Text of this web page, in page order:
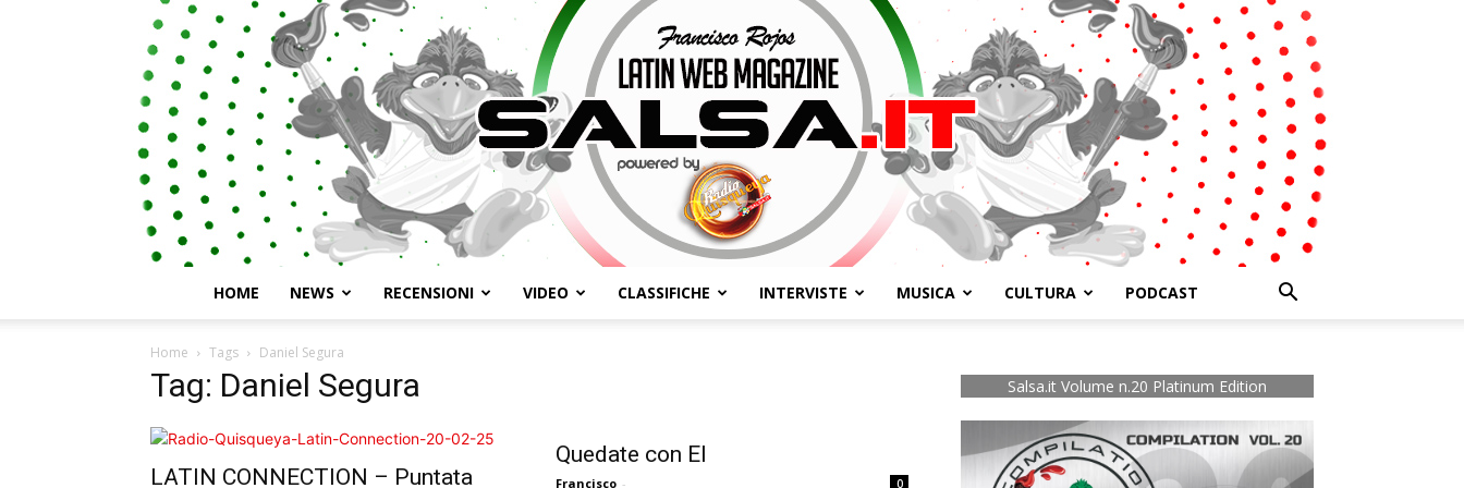
HOME NEWS RECENSIONI VIDEO CLASSIFICHE INTERVISTE MUSICA CULTURA PODCAST
Home Tags Daniel Segura
Tag: Daniel Segura
LATIN CONNECTION – Puntata
Quedate con El
Francisco - 0
Salsa.it Volume n.20 Platinum Edition